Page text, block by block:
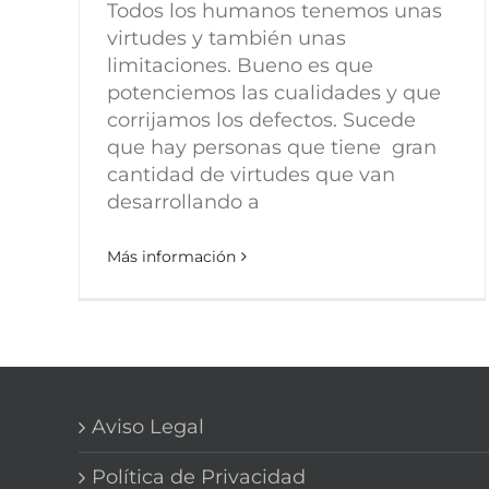
Todos los humanos tenemos unas
virtudes y también unas
limitaciones. Bueno es que
potenciemos las cualidades y que
corrijamos los defectos. Sucede
que hay personas que tiene gran
cantidad de virtudes que van
desarrollando a
Más información
Aviso Legal
Política de Privacidad